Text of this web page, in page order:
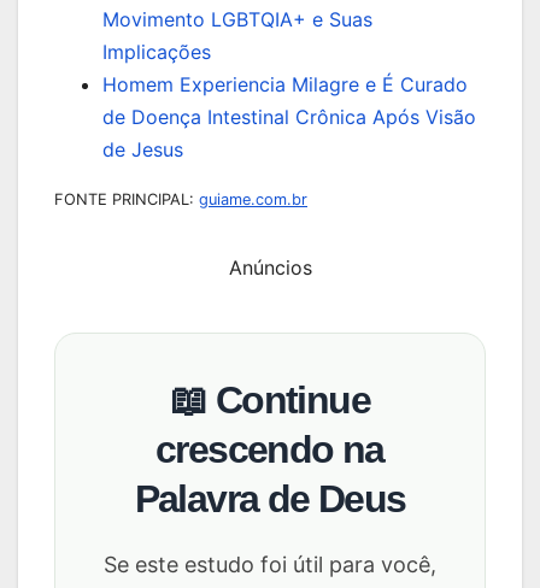
Movimento LGBTQIA+ e Suas
Implicações
Homem Experiencia Milagre e É Curado
de Doença Intestinal Crônica Após Visão
de Jesus
FONTE PRINCIPAL: guiame.com.br
Anúncios
📖 Continue
crescendo na
Palavra de Deus
Se este estudo foi útil para você,